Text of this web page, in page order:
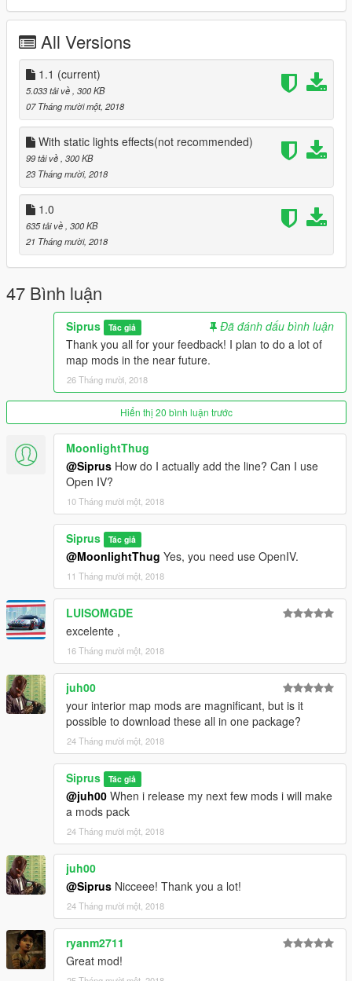
All Versions
1.1 (current)
5.033 tải về , 300 KB
07 Tháng mười một, 2018
With static lights effects(not recommended)
99 tải về , 300 KB
23 Tháng mười, 2018
1.0
635 tải về , 300 KB
21 Tháng mười, 2018
47 Bình luận
Siprus Tác giả
Đã đánh dấu bình luận
Thank you all for your feedback! I plan to do a lot of
map mods in the near future.
26 Tháng mười, 2018
Hiển thị 20 bình luận trước
MoonlightThug
@Siprus How do I actually add the line? Can I use
Open IV?
10 Tháng mười một, 2018
Siprus Tác giả
@MoonlightThug Yes, you need use OpenIV.
11 Tháng mười một, 2018
LUISOMGDE
excelente ,
16 Tháng mười một, 2018
juh00
your interior map mods are magnificant, but is it
possible to download these all in one package?
24 Tháng mười một, 2018
Siprus Tác giả
@juh00 When i release my next few mods i will make
a mods pack
24 Tháng mười một, 2018
juh00
@Siprus Nicceee! Thank you a lot!
24 Tháng mười một, 2018
ryanm2711
Great mod!